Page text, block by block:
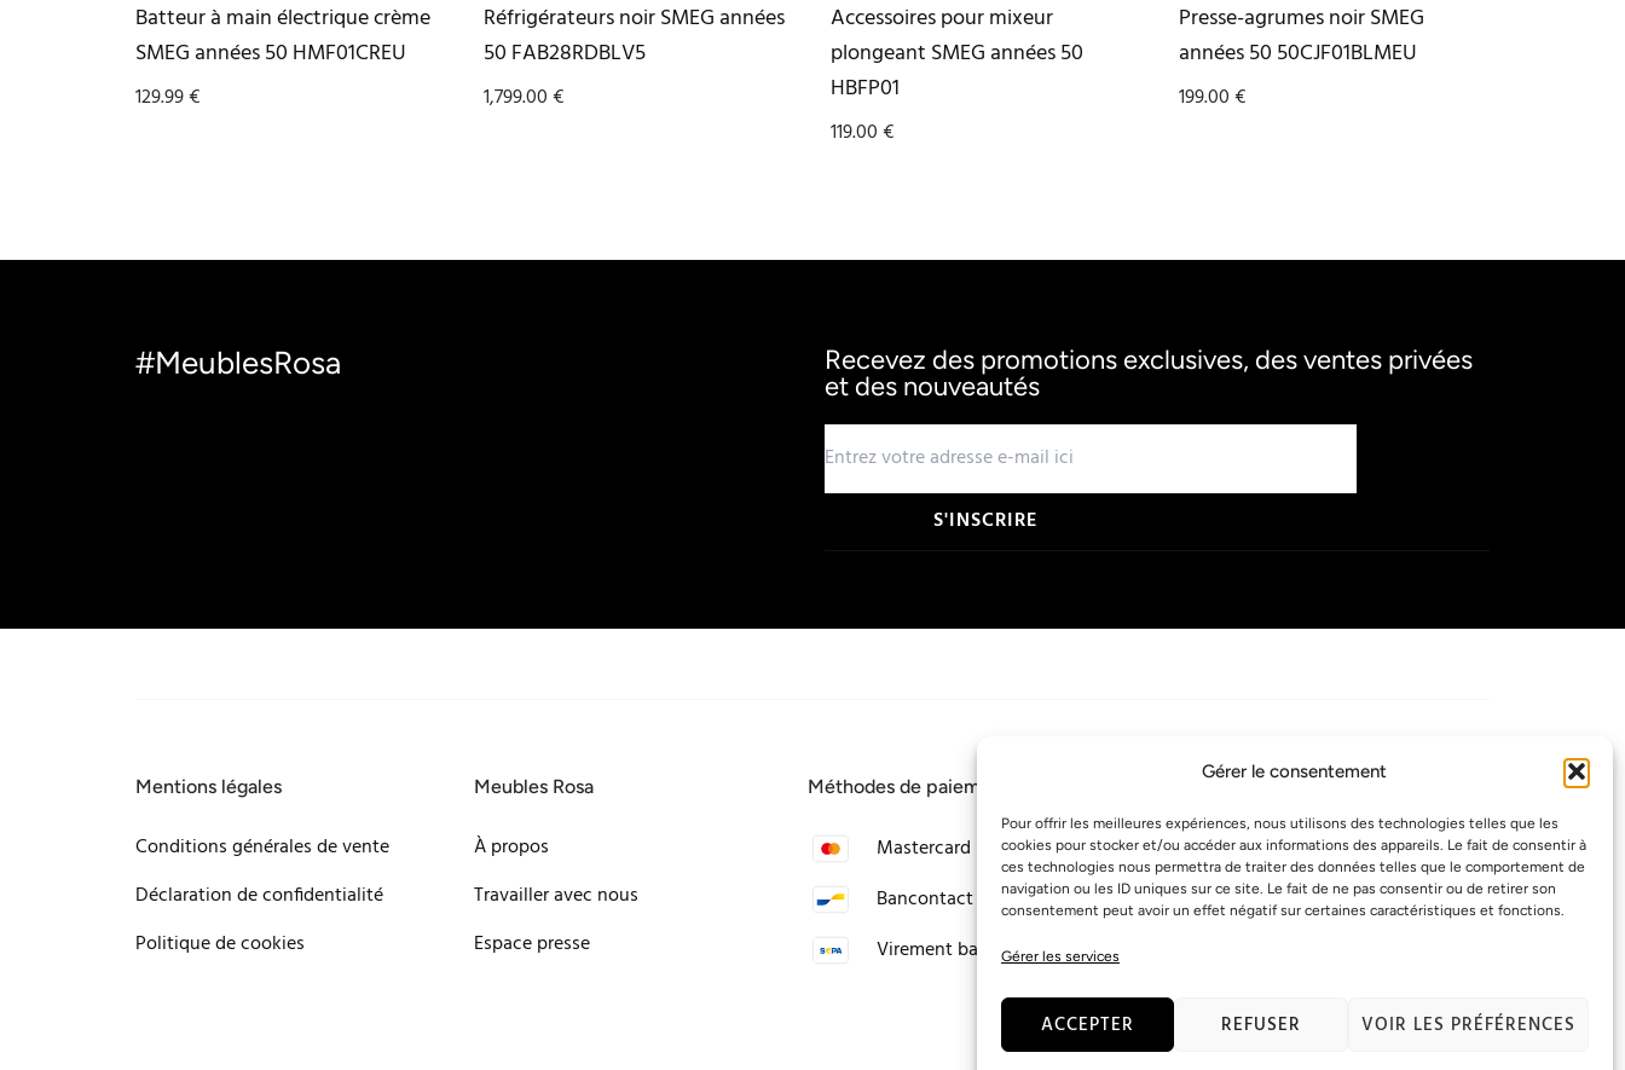
Gérer le consentement
Pour offrir les meilleures expériences, nous utilisons des technologies telles que les
cookies pour stocker et/ou accéder aux informations des appareils. Le fait de consentir à
ces technologies nous permettra de traiter des données telles que le comportement de
navigation ou les ID uniques sur ce site. Le fait de ne pas consentir ou de retirer son
consentement peut avoir un effet négatif sur certaines caractéristiques et fonctions.
Gérer les services
ACCEPTER REFUSER VOIR LES PRÉFÉRENCES
Batteur à main électrique crème
SMEG années 50 HMF01CREU
129.99€
Réfrigérateurs noir SMEG années
50 FAB28RDBLV5
1,799.00€
Accessoires pour mixeur
plongeant SMEG années 50
HBFP01
119.00€
Presse-agrumes noir SMEG
années 50 50CJF01BLMEU
199.00€
#MeublesRosa
Recevez des promotions exclusives, des ventes privées
et des nouveautés
S'INSCRIRE
Mentions légales
Conditions générales de vente
Déclaration de confidentialité
Politique de cookies
Meubles Rosa
À propos
Travailler avec nous
Espace presse
Méthodes de paiement
Mastercard
Bancontact
Virement bancaire
Visa
American Express